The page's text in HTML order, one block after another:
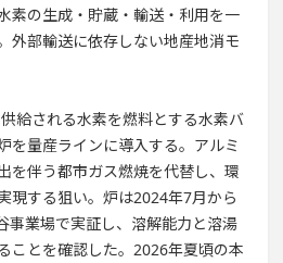
素の生成・貯蔵・輸送・利用を一
外部輸送に依存しない地産地消モ
給される水素を燃料とする水素バ
を量産ラインに導入する。アルミ
を伴う都市ガス燃焼を代替し、環
現する狙い。炉は2024年7月から
事業場で実証し、溶解能力と溶湯
ことを確認した。2026年夏頃の本